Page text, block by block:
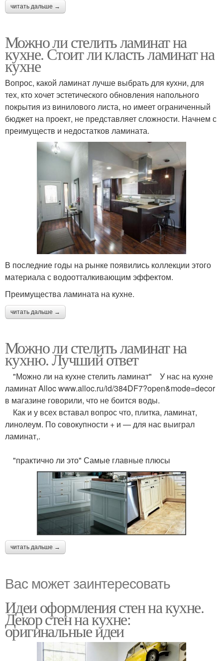
читать дальше →
Можно ли стелить ламинат на
кухне. Стоит ли класть ламинат на
кухне
Вопрос, какой ламинат лучше выбрать для кухни, для
тех, кто хочет эстетического обновления напольного
покрытия из винилового листа, но имеет ограниченный
бюджет на проект, не представляет сложности. Начнем с
преимуществ и недостатков ламината.
В последние годы на рынке появились коллекции этого
материала с водоотталкивающим эффектом.
Преимущества ламината на кухне.
читать дальше →
Можно ли стелить ламинат на
кухню. Лучший ответ
"Можно ли на кухне стелить ламинат" У нас на кухне
ламинат Alloc www.alloc.ru/id/384DF7?open&mode=decor
в магазине говорили, что не боится воды.
Как и у всех вставал вопрос что, плитка, ламинат,
линолеум. По совокупности + и — для нас выиграл
ламинат,.
"практично ли это" Самые главные плюсы
читать дальше →
Вас может заинтересовать
Идеи оформления стен на кухне.
Декор стен на кухне:
оригинальные идеи